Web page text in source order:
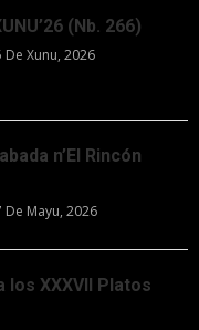
(Nb. 266)
De Xunu, 2026
n’El Rincón
De Mayu, 2026
los XXXVII Platos